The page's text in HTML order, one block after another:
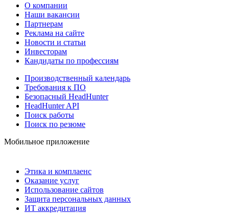
О компании
Наши вакансии
Партнерам
Реклама на сайте
Новости и статьи
Инвесторам
Кандидаты по профессиям
Производственный календарь
Требования к ПО
Безопасный HeadHunter
HeadHunter API
Поиск работы
Поиск по резюме
Мобильное приложение
Этика и комплаенс
Оказание услуг
Использование сайтов
Защита персональных данных
ИТ аккредитация